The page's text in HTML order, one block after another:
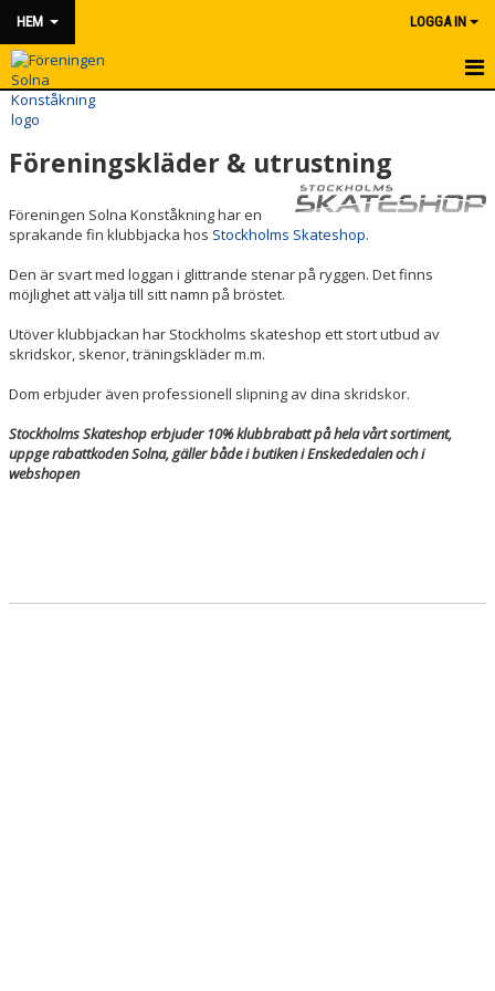
HEM LOGGA IN
HEM
NYHETER
OM FÖRENINGEN
FÖRENINGSKLÄDER & UTRUSTNING
VÅRA TRÄNARE
ATT TÄVLA
Föreningskläder & utrustning
Föreningen Solna Konståkning har en
sprakande fin klubbjacka hos Stockholms Skateshop.
Den är svart med loggan i glittrande stenar på ryggen. Det finns
möjlighet att välja till sitt namn på bröstet.
Utöver klubbjackan har Stockholms skateshop ett stort utbud av
skridskor, skenor, träningskläder m.m.
Dom erbjuder även professionell slipning av dina skridskor.
Stockholms Skateshop erbjuder 10% klubbrabatt på hela vårt sortiment,
uppge rabattkoden Solna, gäller både i butiken i Enskededalen och i
webshopen